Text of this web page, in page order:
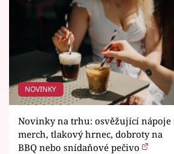
NOVINKY
Novinky na trhu: osvěžující nápoje
merch, tlakový hrnec, dobroty na
BBQ nebo snídaňové pečivo